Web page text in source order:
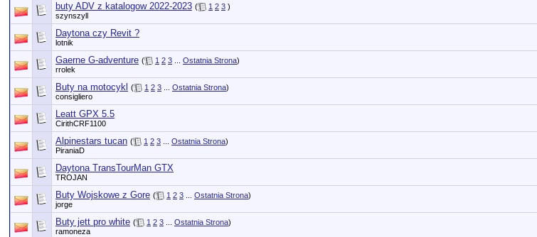
buty ADV z katalogow 2022-2023 ( 1 2 3 )
szynszyll
Daytona czy Revit ?
lotnik
Gaerne G-adventure ( 1 2 3 Ostatnia Strona)
rrolek
Buty na motocykl ( 1 2 3 Ostatnia Strona)
consigliero
Leatt GPX 5.5
CirithCRF1100
Alpinestars tucan ( 1 2 3 Ostatnia Strona)
PiraniaD
Daytona TransTourMan GTX
TROJAN
Buty Wojskowe z Gore ( 1 2 3 Ostatnia Strona)
jorge
Buty jett pro white ( 1 2 3 Ostatnia Strona)
ramoneza